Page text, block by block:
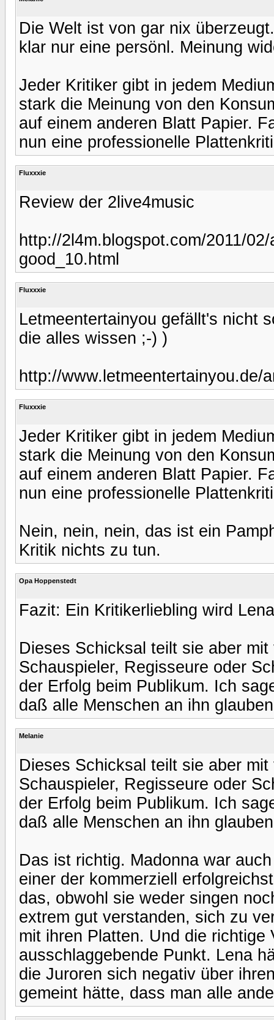
Die Welt ist von gar nix
klar nur eine persönl. Meinung
Jeder Kritiker gibt in jedem
stark die Meinung von den
auf einem anderen Blatt Papier.
nun eine professionelle
Fluxxxie
Review der 2live4music
http://2l4m.blogspot.com/2011/
good_10.html
Fluxxxie
Letmeentertainyou gefällt's nicht
die alles wissen ;-) )
http://www.letmeentertainyou.de/
Fluxxxie
Jeder Kritiker gibt in jedem
stark die Meinung von den
auf einem anderen Blatt Papier.
nun eine professionelle
Nein, nein, nein, das ist ein
Kritik nichts zu tun.
Opa Hoppenstedt
Fazit: Ein Kritikerliebling wird
Dieses Schicksal teilt sie aber
Schauspieler, Regisseure oder
der Erfolg beim Publikum. Ich
daß alle Menschen an ihn
Melanie
Dieses Schicksal teilt sie aber
Schauspieler, Regisseure oder
der Erfolg beim Publikum. Ich
daß alle Menschen an ihn
Das ist richtig. Madonna war
einer der kommerziell
das, obwohl sie weder singen
extrem gut verstanden, sich zu
mit ihren Platten. Und die richtige
ausschlaggebende Punkt. Lena
die Juroren sich negativ über
gemeint hätte, dass man alle